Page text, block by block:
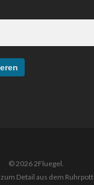
© 2026 2Fluegel.
zum Detail aus dem Ruhrpott